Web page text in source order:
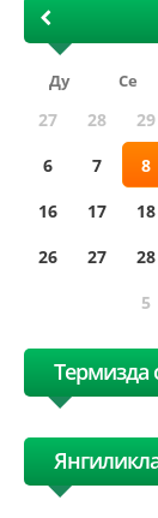
Ду Се
27 28 29
6
7 8
16
17 18
26
27 28
5
Термизда